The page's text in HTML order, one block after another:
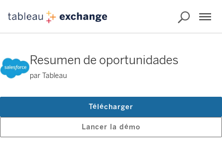
Resumen de oportunidades
par Tableau
Lancer la démo
Télécharger